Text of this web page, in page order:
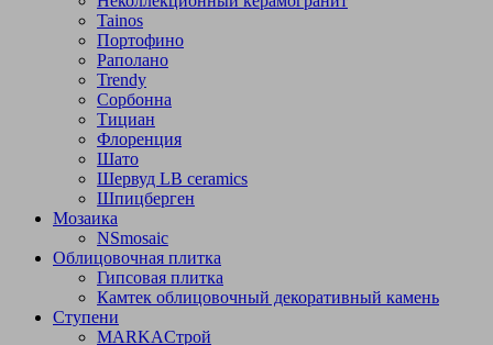
Tainos
Портофино
Раполано
Trendy
Сорбонна
Тициан
Флоренция
Шато
Шервуд LB ceramics
Шпицберген
Мозаика
NSmosaic
Облицовочная плитка
Гипсовая плитка
Камтек облицовочный декоративный камень
Ступени
МARKAСтрой